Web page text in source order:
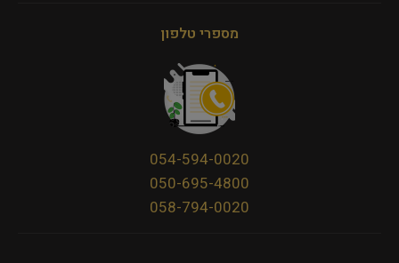
מספרי טלפון
054-594-0020
050-695-4800
058-794-0020